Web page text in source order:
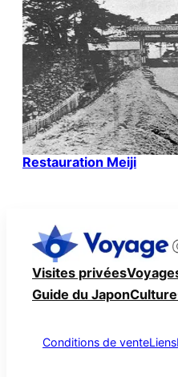
Restauration Meiji
Visites privées
Guide du JaponCulture
Conditions de venteLiens